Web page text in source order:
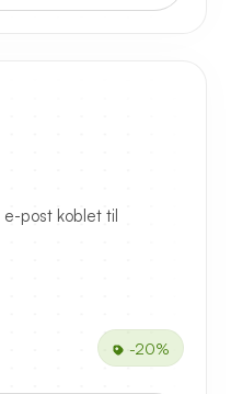
post koblet til
-20%